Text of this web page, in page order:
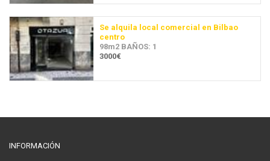
Se alquila local comercial en Bilbao
centro
98m2 BAÑOS: 1
3000€
INFORMACIÓN